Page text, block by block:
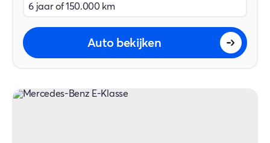
6 jaar of 150.000 km
Auto bekijken